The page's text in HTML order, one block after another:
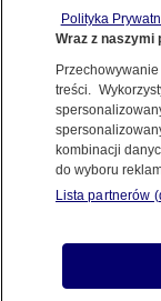
2.12.2014, 09:03
Udostępnij
Polityka
Wraz z naszymi
treści.
kombinacji
do wyboru
Lista partnerów